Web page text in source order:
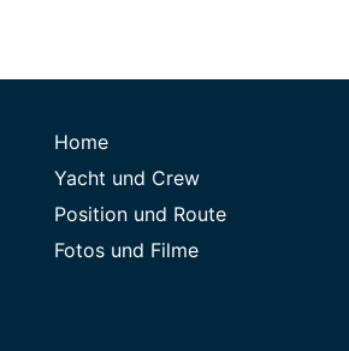
Home
Yacht und Crew
Position und Route
Fotos und Filme